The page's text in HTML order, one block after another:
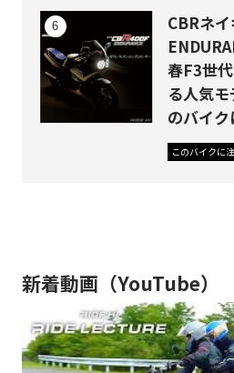
CBRネ
春F3世
る人気
のバイク
このバイクに
新着動画（YouTube）